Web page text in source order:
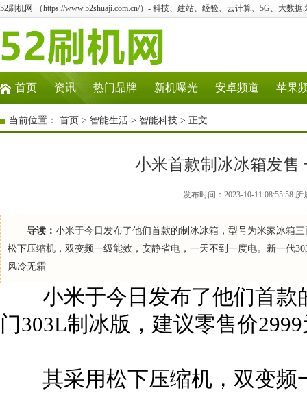
52刷机网 （https://www.52shuaji.com.cn/）- 科技、建站、经验、云计算、5G、大数据
首页 资讯 热门品牌 新机曝光 安卓频道 苹果
当前位置： 首页 > 智能生活 > 智能科技 > 正文
小米首款制冰冰箱发售
发布时间：2023-10-11 08:55:58
导读： 小米于今日发布了他们首款的制冰冰箱，型号为米家冰箱
松下压缩机，双变频一级能效，安静省电，一天不到一度电。新一代
风冷无霜
小米于今日发布了他们首款
门303L制冰版，建议零售价
其采用松下压缩机，双变频